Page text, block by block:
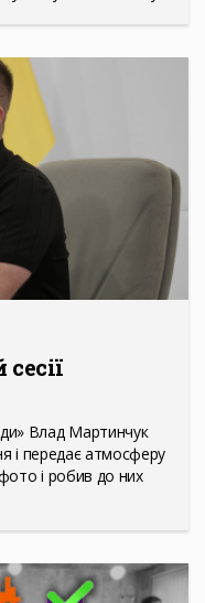
Влад Мартинчук
і передає атмосферу
і робив до них